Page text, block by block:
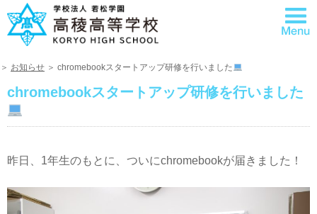
＞ お知らせ ＞ chromebookスタートアップ研修を行いました
chromebookスタートアップ研修を行いました
昨日、1年生のもとに、ついにchromebookが届きました！